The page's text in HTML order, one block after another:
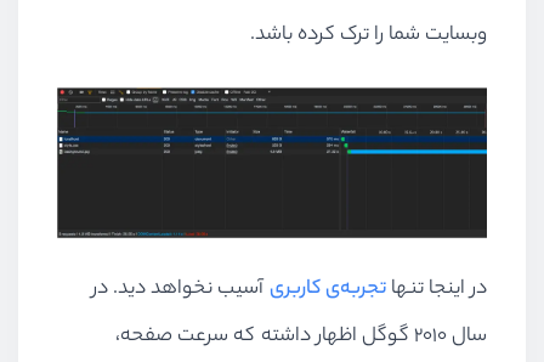
وبسایت شما را ترک کرده باشد.
در اینجا تنهاتجربه‌ی کاربریآسیب نخواهد دید. در
سال ۲۰۱۰ گوگل اظهار داشته که سرعت صفحه،